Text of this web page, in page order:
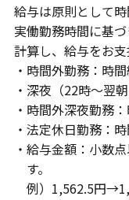
給与は原則として時
実働勤務時間に基
計算し、給与をお支
・時間外勤務：時
・深夜（22時～翌
・時間外深夜勤務
・法定休日勤務：
・給与金額：小数
す。
例）1,562.5円